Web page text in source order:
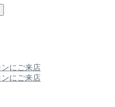
にご来店
にご来店